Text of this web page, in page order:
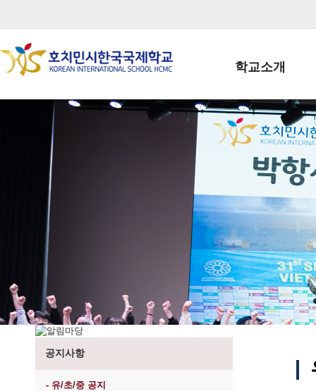
학교소개
학교장인사말
학생회장인사말
학교상징
학교 CI
교직원현황
학생현황
위치/전화
전경사진
공지사항
- 유/초/중 공지